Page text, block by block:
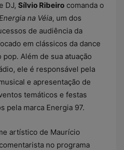
DJ, Sílvio Ribeiro comanda o
na Véia, um dos
de audiência da
em clássicos da dance
pop. Além de sua atuação
ele é responsável pela
e apresentação de
temáticos e festas
pela marca Energia 97.
artístico de Maurício
no programa